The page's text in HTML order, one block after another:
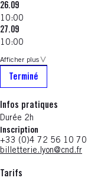
26.09
10:00
27.09
10:00
Afficher plus
Terminé
Infos pratiques
Durée 2h
Inscription
+33 (0)4 72 56 10 70
billetterie.lyon@cnd.fr
Tarifs